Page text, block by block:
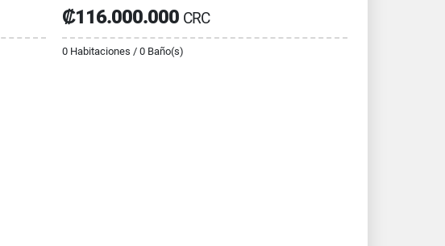
₡116.000.000 CRC
0 Habitaciones / 0 Baño(s)